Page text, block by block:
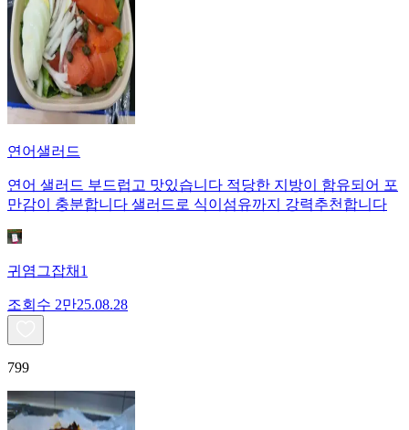
연어샐러드
연어 샐러드 부드럽고 맛있습니다 적당한 지방이 함유되어 포
만감이 충분합니다 샐러드로 식이섬유까지 강력추천합니다
귀염그잡채1
조회수 2만25.08.28
799